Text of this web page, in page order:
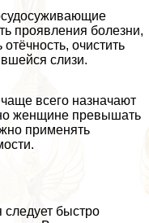
проявления болезни,
очистить
слизи.
всего назначают
женщине превышать
применять
следует быстро